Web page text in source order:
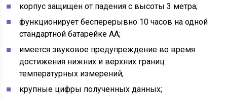
корпус защищен от падения с высоты 3 метра;
функционирует бесперерывно 10 часов на одной
стандартной батарейке АА;
имеется звуковое предупреждение во время
достижения нижних и верхних границ
температурных измерений;
крупные цифры полученных данных;